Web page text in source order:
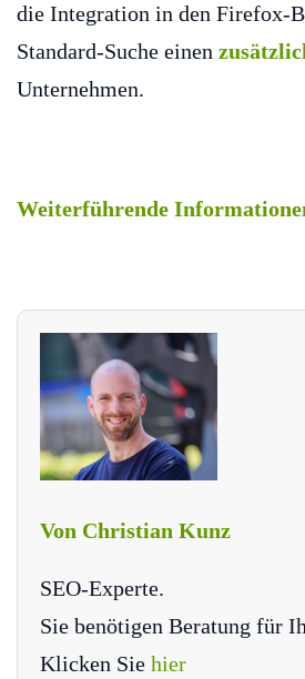
die Integration in den Firefox-
Standard-Suche einen
Unternehmen.
Weiterführende
Von Christian Kunz
SEO-Experte.
Sie benötigen Beratung für
Klicken Sie hier